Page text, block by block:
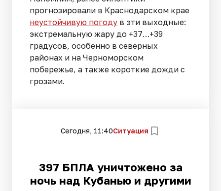
прогнозировали в Краснодарском крае
неустойчивую погоду в эти выходные:
экстремальную жару до +37…+39
градусов, особенно в северных
районах и на Черноморском
побережье, а также короткие дожди с
грозами.
Сегодня, 11:40Ситуация
397 БПЛА уничтожено за
ночь над Кубанью и другими